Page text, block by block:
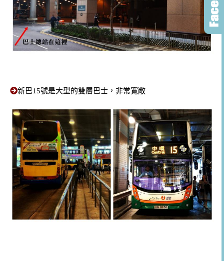
新巴15號是大型的雙層巴士，非常寬敞